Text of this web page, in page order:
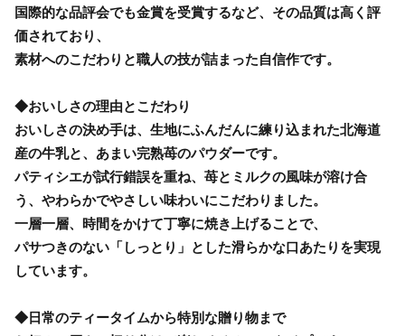
国際的な品評会でも金賞を受賞するなど、その品質は高く評
価されており、
素材へのこだわりと職人の技が詰まった自信作です。
◆おいしさの理由とこだわり
おいしさの決め手は、生地にふんだんに練り込まれた北海道
産の牛乳と、あまい完熟苺のパウダーです。
パティシエが試行錯誤を重ね、苺とミルクの風味が溶け合
う、やわらかでやさしい味わいにこだわりました。
一層一層、時間をかけて丁寧に焼き上げることで、
パサつきのない「しっとり」とした滑らかな口あたりを実現
しています。
◆日常のティータイムから特別な贈り物まで